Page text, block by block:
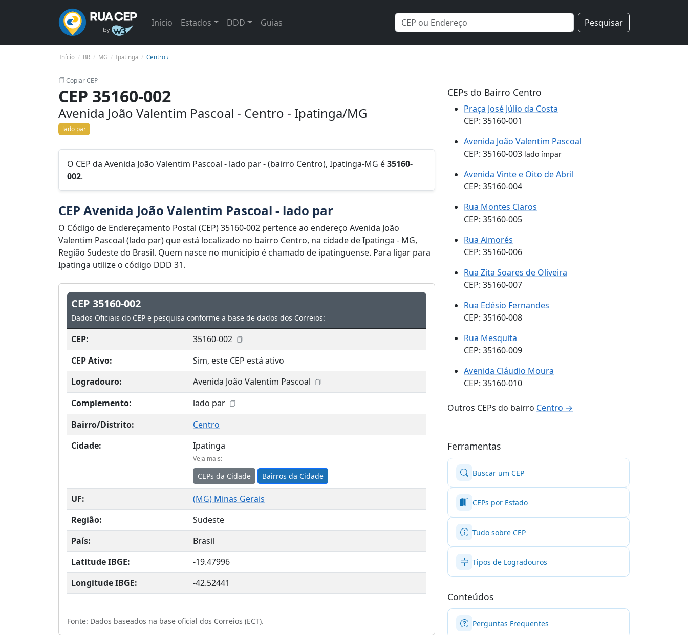
Início Estados DDD Guias Pesquisar
Início BR MG Ipatinga Centro ›
Copiar CEP
CEP 35160-002
Avenida João Valentim Pascoal - Centro - Ipatinga/MG
lado par
O CEP da Avenida João Valentim Pascoal - lado par - (bairro Centro), Ipatinga-MG é35160-
002.
CEP Avenida João Valentim Pascoal - lado par
O Código de Endereçamento Postal (CEP) 35160-002 pertence ao endereço Avenida João
Valentim Pascoal (lado par) que está localizado no bairro Centro, na cidade de Ipatinga - MG,
Região Sudeste do Brasil. Quem nasce no município é chamado de ipatinguense. Para ligar para
Ipatinga utilize o código DDD 31.
CEP 35160-002
Dados Oficiais do CEP e pesquisa conforme a base de dados dos Correios:
CEP:
35160-002
CEP Ativo:
Sim, este CEP está ativo
Logradouro:
Avenida João Valentim Pascoal
Complemento:
lado par
Bairro/Distrito:
Centro
Cidade:
Ipatinga
Veja mais:
CEPs da Cidade Bairros da Cidade
UF: (MG) Minas Gerais
Região:
Sudeste
País:
Brasil
Latitude IBGE:
-19.47996
Longitude IBGE:
-42.52441
Fonte: Dados baseados na base oficial dos Correios (ECT).
CEPs do Bairro Centro
Praça José Júlio da Costa
CEP: 35160-001
Avenida João Valentim Pascoal
CEP: 35160-003 lado ímpar
Avenida Vinte e Oito de Abril
CEP: 35160-004
Rua Montes Claros
CEP: 35160-005
Rua Aimorés
CEP: 35160-006
Rua Zita Soares de Oliveira
CEP: 35160-007
Rua Edésio Fernandes
CEP: 35160-008
Rua Mesquita
CEP: 35160-009
Avenida Cláudio Moura
CEP: 35160-010
Outros CEPs do bairro Centro →
Ferramentas
Buscar um CEP
CEPs por Estado
Tudo sobre CEP
Tipos de Logradouros
Conteúdos
Perguntas Frequentes